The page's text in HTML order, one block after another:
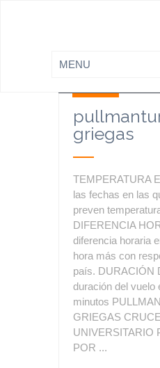
griegas
TEMPERATURA
las fechas en las
preven
DIFERENCIA
diferencia horaria
hora más con
país. DURACIÓN
duración del vuelo
minutos
GRIEGAS
UNIVERSITARIO
POR ...